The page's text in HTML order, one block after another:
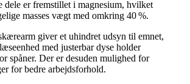
dele er fremstillet i magnesium, hvilket
masses vægt med omkring 40 %.
giver et uhindret udsyn til emnet,
med justerbar dyse holder
spåner. Der er desuden mulighed for
for bedre arbejdsforhold.